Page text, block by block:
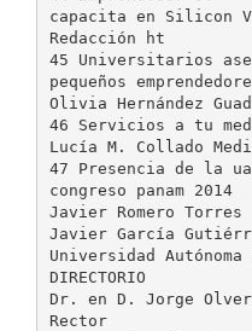
capacita en Silicon
Redacción ht
45 Universitarios
pequeños
Olivia Hernández
46 Servicios a tu
Lucía M. Collado
47 Presencia de la
congreso panam 2014
Javier Romero Torres
Javier García
Universidad
DIRECTORIO
Dr. en D. Jorge
Rector